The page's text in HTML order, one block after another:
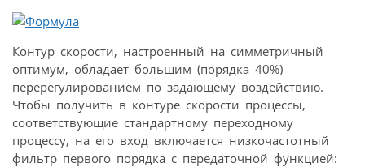
Контур скорости, настроенный на симметричный
оптимум, обладает большим (порядка 40%)
перерегулированием по задающему воздействию.
Чтобы получить в контуре скорости процессы,
соответствующие стандартному переходному
процессу, на его вход включается низкочастотный
фильтр первого порядка с передаточной функцией: